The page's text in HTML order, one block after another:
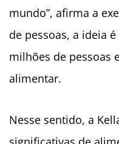
mundo”, afirma a
de pessoas, a ideia
milhões de pessoas
alimentar.
Nesse sentido, a